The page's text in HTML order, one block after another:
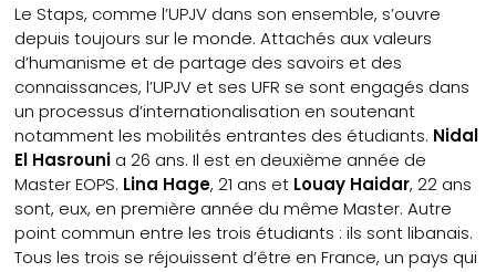
Le Staps, comme l’UPJV dans son ensemble, s’ouvre
depuis toujours sur le monde. Attachés aux valeurs
d’humanisme et de partage des savoirs et des
connaissances, l’UPJV et ses UFR se sont engagés dans
un processus d’internationalisation en soutenant
notamment les mobilités entrantes des étudiants. Nidal
El Hasrouni a 26 ans. Il est en deuxième année de
Master EOPS. Lina Hage, 21 ans et Louay Haidar, 22 ans
sont, eux, en première année du même Master. Autre
point commun entre les trois étudiants : ils sont libanais.
Tous les trois se réjouissent d’être en France, un pays qui